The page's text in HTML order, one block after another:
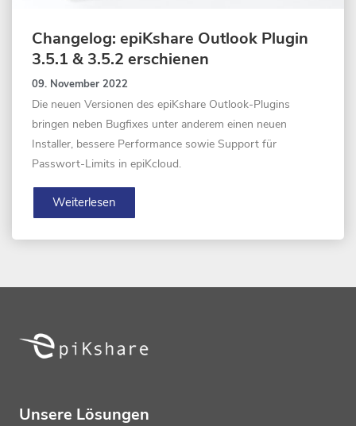
Changelog: epiKshare Outlook Plugin
3.5.1 & 3.5.2 erschienen
09. November 2022
Die neuen Versionen des epiKshare Outlook-Plugins
bringen neben Bugfixes unter anderem einen neuen
Installer, bessere Performance sowie Support für
Passwort-Limits in epiKcloud.
Weiterlesen
Unsere Lösungen